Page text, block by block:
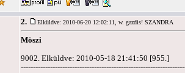
2. Elküldve: 2010-06-20 12:02:11, w. gazdis! SZANDRA
Möszi
9002. Elküldve: 2010-05-18 21:41:50 [955.]